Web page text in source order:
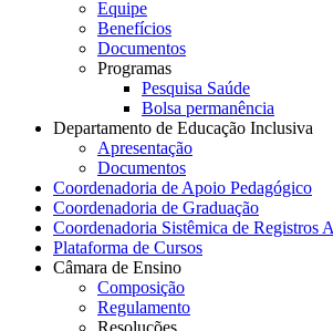
Equipe
Benefícios
Documentos
Programas
Pesquisa Saúde
Bolsa permanência
Departamento de Educação Inclusiva
Apresentação
Documentos
Coordenadoria de Apoio Pedagógico
Coordenadoria de Graduação
Coordenadoria Sistêmica de Registros
Plataforma de Cursos
Câmara de Ensino
Composição
Regulamento